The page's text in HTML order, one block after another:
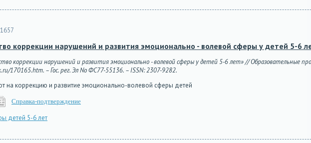
1657
коррекции нарушений и развития эмоционально - волевой сферы у детей 5-6
коррекции нарушений и развития эмоционально - волевой сферы у детей 5-6 лет» // Образовательные
170165.htm. – Гос. рег. Эл No ФС77-55136. – ISSN: 2307-9282.
на коррекцию и развитие эмоционально-волевой сферы детей
Справка-подтверждение
детей 5-6 лет